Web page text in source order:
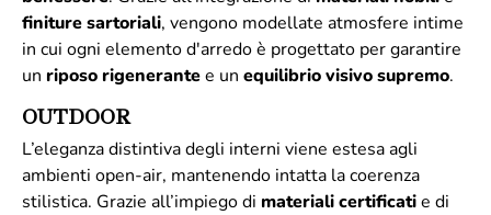
finituresartoriali, vengono modellate atmosfere intime
in cui ogni elemento d'arredo è progettato per garantire
un riposo rigenerantee un equilibrio visivo supremo.
OUTDOOR
L’eleganza distintiva degli interni viene estesa agli
ambienti open-air, mantenendo intatta la coerenza
stilistica. Grazie all’impiego di materialicertificatie di